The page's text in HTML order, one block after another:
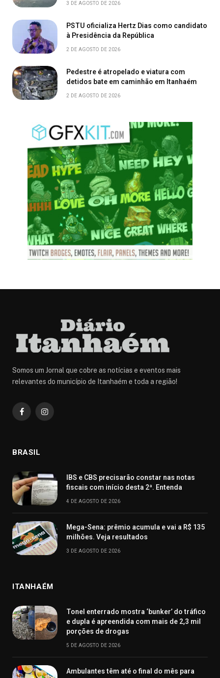
3 DE AGOSTO DE 2026
PSTU oficializa Hertz Dias como candidato
à Presidência da República
2 DE AGOSTO DE 2026
Pedestre é atropelado e viatura com
detidos bate em caminhão em Itanhaém
2 DE AGOSTO DE 2026
Somos um Jornal que cobre as notícias e eventos mais
relevantes do município de Itanhaém e toda a região!
FacebookInstagram
BRASIL
IBS e CBS precisarão constar nas notas
fiscais com início desta 2ª. Entenda
4 DE AGOSTO DE 2026
Mega-Sena: prêmio acumula e vai a R$ 135
milhões. Veja resultados
3 DE AGOSTO DE 2026
ITANHAÉM
Tonel enterrado mostra ‘bunker’ do tráfico
e dupla é apreendida com mais de 2,3 mil
porções de drogas
5 DE AGOSTO DE 2026
Ambulantes têm até o final do mês para